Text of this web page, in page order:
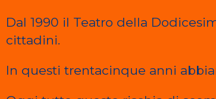
Dal 1990 il Teatro della
cittadini.
In questi trentacinque anni